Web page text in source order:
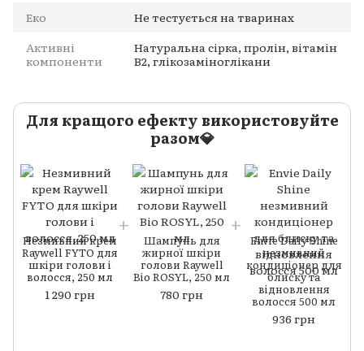
Еко
Не тестується на тваринах
Активні
компоненти
Натуральна сірка, пролін, вітамін
B2, глікозаміноглікани
Для кращого ефекту використовуйте
разом💎
Незмивний крем
Raywell FYTO для
шкіри голови і
волосся, 250 мл
1 290 грн
Шампунь для
жирної шкіри
голови Raywell
Bio ROSYL, 250 мл
780 грн
Envie Daily Shine
незмивний
кондиціонер для
блиску та
відновлення
волосся 500 мл
936 грн